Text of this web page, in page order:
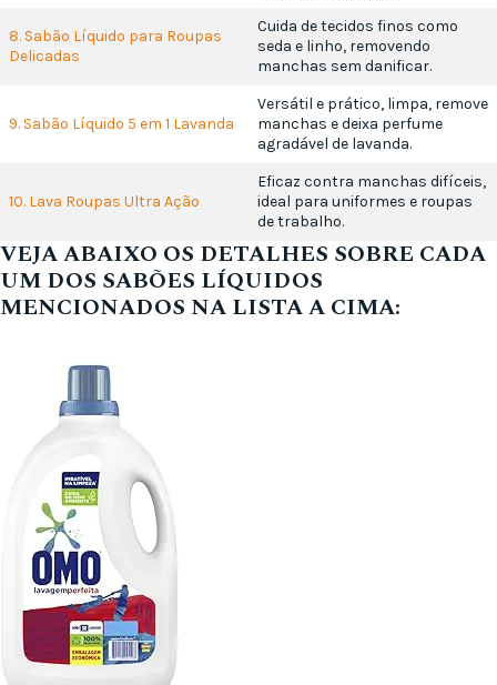
8. Sabão Líquido para Roupas
Delicadas
Cuida de tecidos finos como
seda e linho, removendo
manchas sem danificar.
9. Sabão Líquido 5 em 1 Lavanda
Versátil e prático, limpa, remove
manchas e deixa perfume
agradável de lavanda.
10. Lava Roupas Ultra Ação
Eficaz contra manchas difíceis,
ideal para uniformes e roupas
de trabalho.
VEJA ABAIXO OS DETALHES SOBRE CADA
UM DOS SABÕES LÍQUIDOS
MENCIONADOS NA LISTA A CIMA: